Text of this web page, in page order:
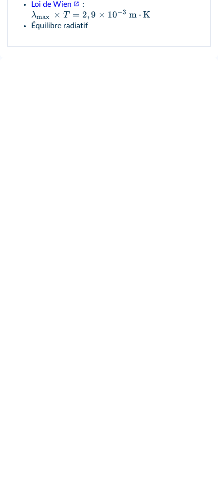
Loi de Wien :
λmax × T = 2,9 × 10−3 m ⋅ K
Équilibre radiatif